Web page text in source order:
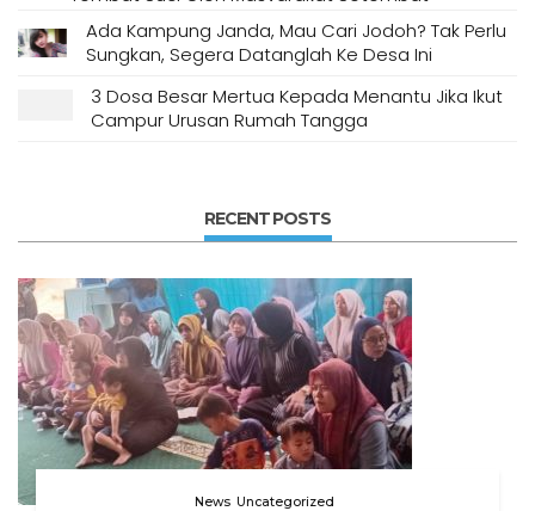
Ada Kampung Janda, Mau Cari Jodoh? Tak Perlu
Sungkan, Segera Datanglah Ke Desa Ini
3 Dosa Besar Mertua Kepada Menantu Jika Ikut
Campur Urusan Rumah Tangga
RECENT POSTS
News Uncategorized